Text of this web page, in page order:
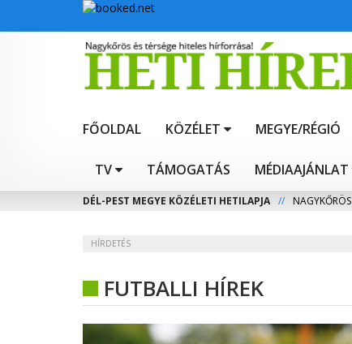
FŐOLDAL KÖZÉLET MEGYE/RÉGIÓ
TV TÁMOGATÁS MÉDIAAJÁNLAT
DÉL-PEST MEGYE KÖZÉLETI HETILAPJA // NAGYKŐRÖS
HÍRDETÉS
FUTBALLI HÍREK